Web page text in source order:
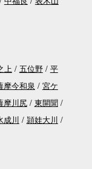
上 五位野
平
摩今和泉
宮ケ
摩川尻
東開聞
成川
頴娃大川